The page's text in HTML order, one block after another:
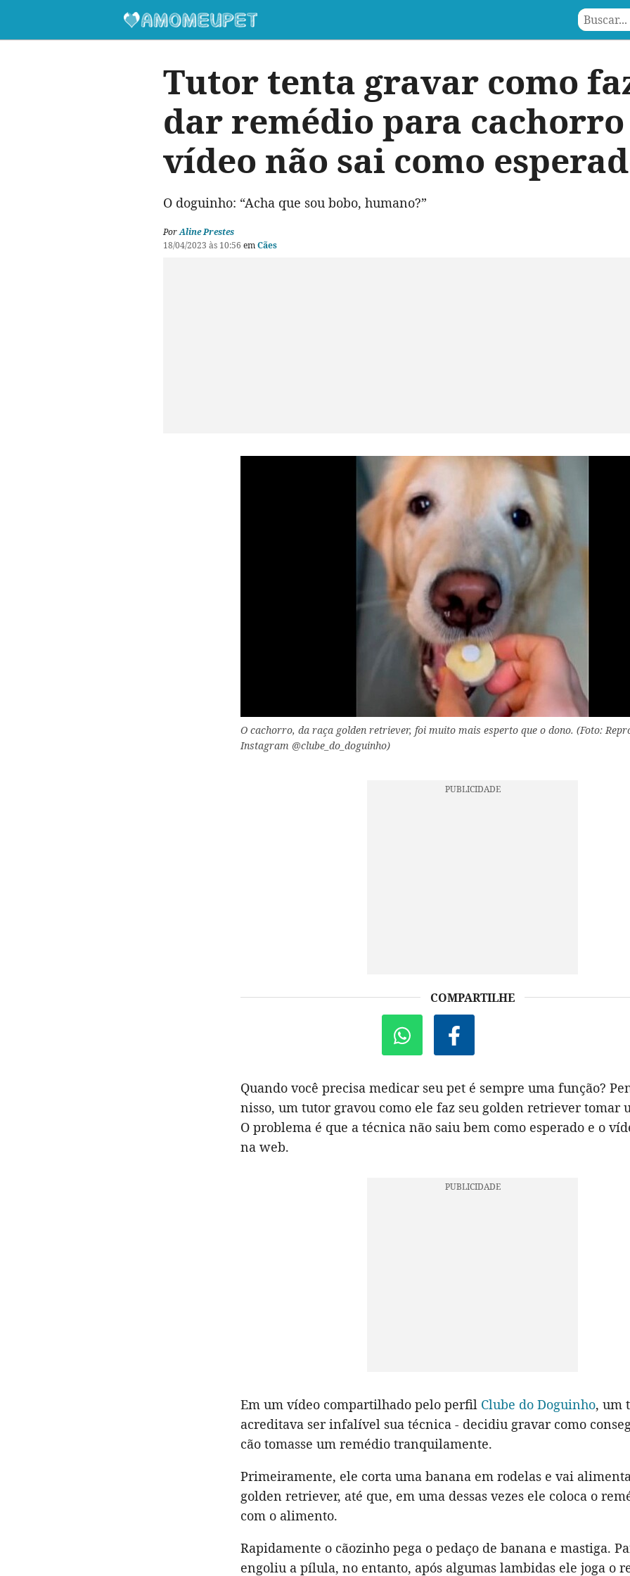
Tutor tenta gravar como
dar remédio para cachorro
vídeo não sai como
O doguinho: “Acha que sou bobo, humano?”
PorAline Prestes
18/04/2023 às 10:56 emCães
O cachorro, da raça golden retriever, foi muito mais esperto que o dono. (Foto:
Instagram @clube_do_doguinho)
COMPARTILHE
Quando você precisa medicar seu pet é sempre uma função?
nisso, um tutor gravou como ele faz seu golden retriever tomar
O problema é que a técnica não saiu bem como esperado e o
na web.
Em um vídeo compartilhado pelo perfil Clube do Doguinho, um
acreditava ser infalível sua técnica - decidiu gravar como
cão tomasse um remédio tranquilamente.
Primeiramente, ele corta uma banana em rodelas e vai
golden retriever, até que, em uma dessas vezes ele coloca o
com o alimento.
Rapidamente o cãozinho pega o pedaço de banana e mastiga.
engoliu a pílula, no entanto, após algumas lambidas ele joga o